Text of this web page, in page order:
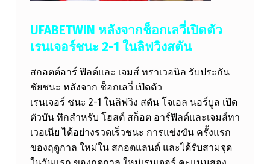
ส
ก
อ
ต
ต์
อ
า
UFABETWIN หลังจากช็อกเลวี่เปิดตัว
เรนเจอร์ชนะ 2-1 ในลิฟวิงสตัน
สกอตต์อาร์ ฟิลด์และ เจมส์ ทราเวอนิล รับประกัน
ชัยชนะ หลังจาก ช็อกเลวี่ เปิดตัว
เรนเจอร์ ชนะ 2-1 ในลิฟวิง สตัน โจเอล นอร์บูล เปิด
ตัวบัน ทึกสำหรับ โฮสต์ สก็อต อาร์ฟิลด์และเจมส์ทา
เวอเนีย ได้อย่างรวดเร็วชนะ การแข่งขัน ครั้งแรก
ของฤดูกาล ใหม่ใน สกอตแลนด์ และได้รับสามจุด